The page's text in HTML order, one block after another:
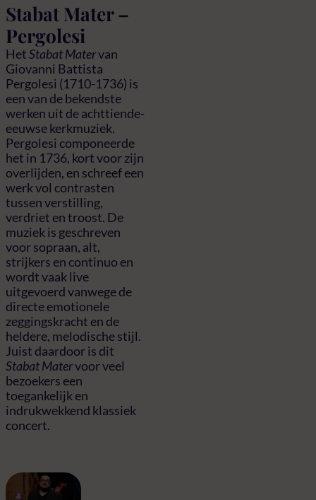
Stabat Mater –
Pergolesi
HetStabat Matervan
Giovanni Battista
Pergolesi (1710-1736) is
een van de bekendste
werken uit de achttiende-
eeuwse kerkmuziek.
Pergolesi componeerde
het in 1736, kort voor zijn
overlijden, en schreef een
werk vol contrasten
tussen verstilling,
verdriet en troost. De
muziek is geschreven
voor sopraan, alt,
strijkers en continuo en
wordt vaak live
uitgevoerd vanwege de
directe emotionele
zeggingskracht en de
heldere, melodische stijl.
Juist daardoor is dit
Stabat Matervoor veel
bezoekers een
toegankelijk en
indrukwekkend klassiek
concert.